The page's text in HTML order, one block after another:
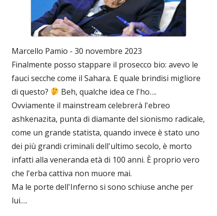
Marcello Pamio - 30 novembre 2023
Finalmente posso stappare il prosecco bio: avevo le
fauci secche come il Sahara. E quale brindisi migliore
di questo?
Beh, qualche idea ce l'ho….
Ovviamente il mainstream celebrerà l'ebreo
ashkenazita, punta di diamante del sionismo radicale,
come un grande statista, quando invece è stato uno
dei più grandi criminali dell'ultimo secolo, è morto
infatti alla veneranda età di 100 anni. È proprio vero
che l'erba cattiva non muore mai.
Ma le porte dell'Inferno si sono schiuse anche per
lui….